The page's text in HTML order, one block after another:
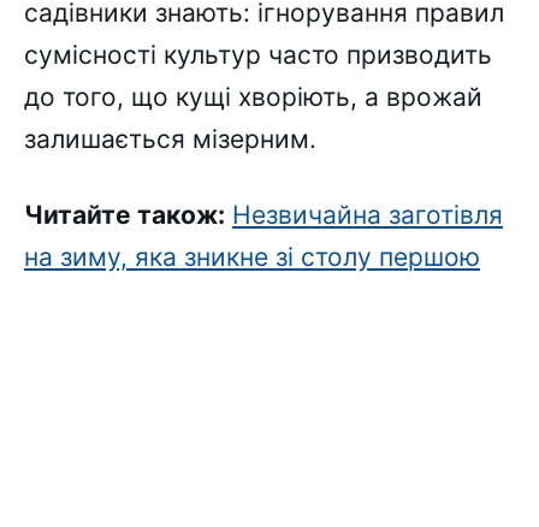
садівники знають: ігнорування правил
сумісності культур часто призводить
до того, що кущі хворіють, а врожай
залишається мізерним.
Читайте також: Незвичайна заготівля
на зиму, яка зникне зі столу першою